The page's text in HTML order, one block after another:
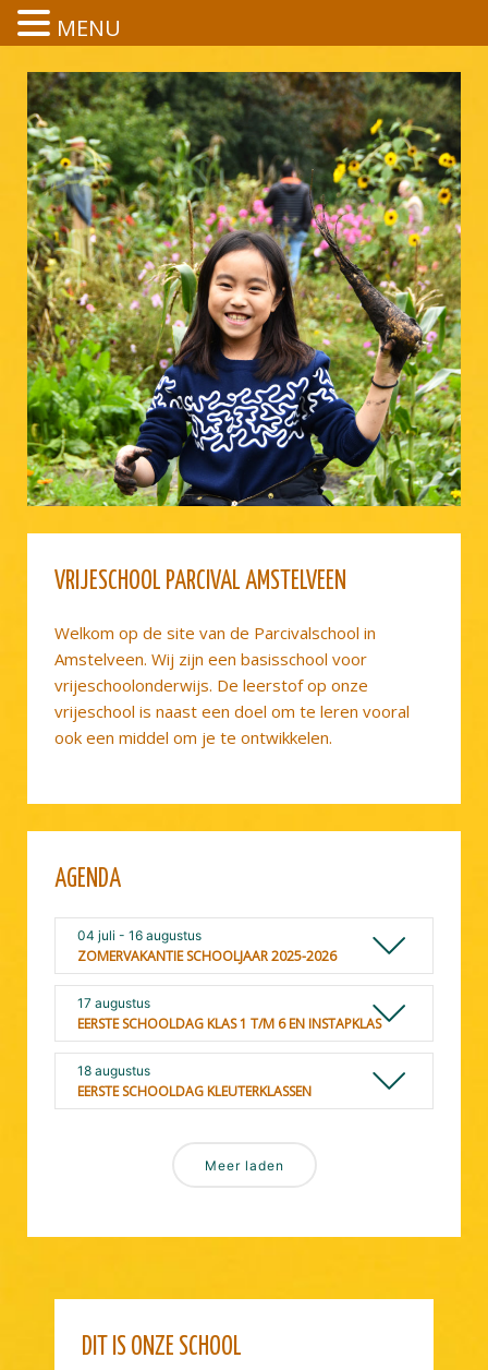
HOME
VRIJESCHOOL PARCIVAL AMSTELVEEN
Welkom op de site van de Parcivalschool in
Amstelveen. Wij zijn een basisschool voor
vrijeschoolonderwijs. De leerstof op onze
vrijeschool is naast een doel om te leren vooral
ook een middel om je te ontwikkelen.
AGENDA
04 juli - 16 augustus
ZOMERVAKANTIE SCHOOLJAAR 2025-2026
17 augustus
EERSTE SCHOOLDAG KLAS 1 T/M 6 EN INSTAPKLAS
18 augustus
EERSTE SCHOOLDAG KLEUTERKLASSEN
Meer laden
DIT IS ONZE SCHOOL
MENU